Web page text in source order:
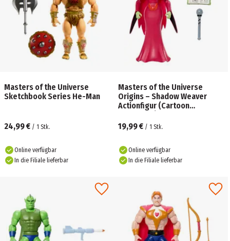
Masters of the Universe
Sketchbook Series He-Man
24,99 € / 1 Stk.
Online verfügbar
In die Filiale lieferbar
Masters of the Universe
Origins – Shadow Weaver
Actionfigur (Cartoon
19,99 € / 1 Stk.
Online verfügbar
In die Filiale lieferbar